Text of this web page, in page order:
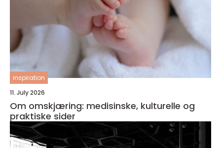
inspiration
11. July 2026
Om omskjæring: medisinske, kulturelle og
praktiske sider